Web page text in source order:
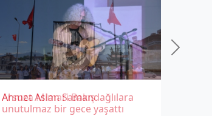
Ahmet Aslan Samandağlılara
unutulmaz bir gece yaşattı